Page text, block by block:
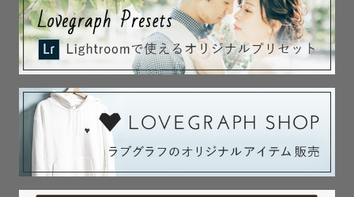
赤ちゃんが産まれてくる前のおふたりの姿、ご家族の姿、
丁寧に切り取らせて頂きます◎
◆お宮参り・七五三
スタジオアルバイトにて祝い着の掛け方、各年齢のお子様
の着付けを習得。
祝い着をかけるお手伝いはもちろん、元気いっぱいで着崩